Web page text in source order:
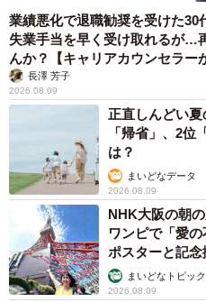
業績悪化で退職勧奨を受けた
失業手当を早く受け取れるが…
んか？【キャリアカウンセラー
長澤 芳子
2026.08.09
正直しんどい
「帰省」、2位
は？
まいどなデータ
2026.08.09
NHK大阪の朝
ワンピで「愛
ポスターと記念
まいどなトピック
2026.08.09